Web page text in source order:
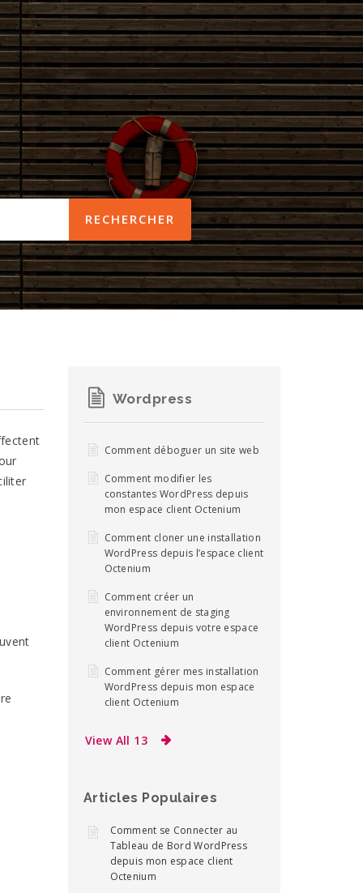
Wordpress
Comment déboguer un site web
Comment modifier les
constantes WordPress depuis
mon espace client Octenium
Comment cloner une installation
WordPress depuis l’espace client
Octenium
Comment créer un
environnement de staging
WordPress depuis votre espace
client Octenium
Comment gérer mes installation
WordPress depuis mon espace
client Octenium
View All 13
Articles Populaires
Comment se Connecter au
Tableau de Bord WordPress
depuis mon espace client
Octenium